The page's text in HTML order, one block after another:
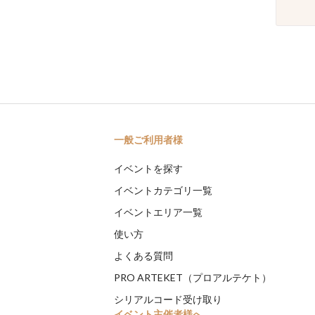
一般ご利用者様
イベントを探す
イベントカテゴリ一覧
イベントエリア一覧
使い方
よくある質問
PRO ARTEKET（プロアルテケト）
シリアルコード受け取り